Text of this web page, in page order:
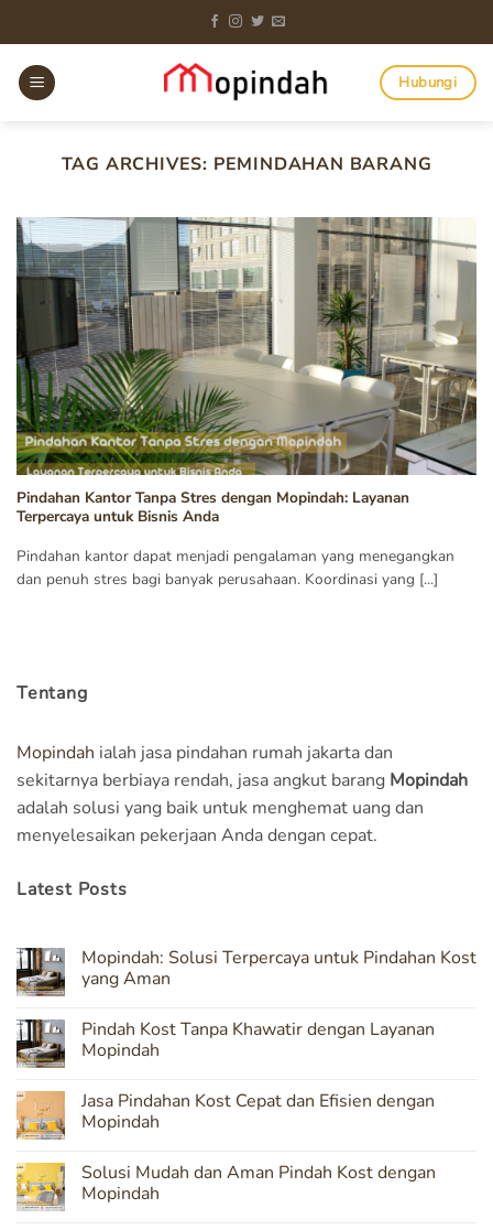
to
content
Hubungi
TAG ARCHIVES: PEMINDAHAN BARANG
Pindahan Kantor Tanpa Stres dengan Mopindah: Layanan
Terpercaya untuk Bisnis Anda
Pindahan kantor dapat menjadi pengalaman yang menegangkan
dan penuh stres bagi banyak perusahaan. Koordinasi yang [...]
Tentang
Mopindah ialah jasa pindahan rumah jakarta dan
sekitarnya berbiaya rendah, jasa angkut barang Mopindah
adalah solusi yang baik untuk menghemat uang dan
menyelesaikan pekerjaan Anda dengan cepat.
Latest Posts
Mopindah: Solusi Terpercaya untuk Pindahan Kost
yang Aman
on
Mopindah:
Solusi
Pindahan
Kost
yang
Pindah Kost Tanpa Khawatir dengan Layanan
Mopindah
on
Pindah
Kost
dengan
Layanan
Mopindah
Jasa Pindahan Kost Cepat dan Efisien dengan
Mopindah
on
Jasa
Pindahan
Solusi Mudah dan Aman Pindah Kost dengan
Mopindah